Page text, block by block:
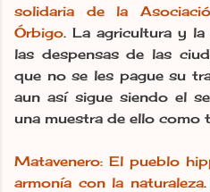
solidaria de la
Órbigo. La agricultura y la
las despensas de las
que no se les pague su
aun así sigue siendo el
una muestra de ello como
Matavenero: El pueblo
armonía con la naturaleza